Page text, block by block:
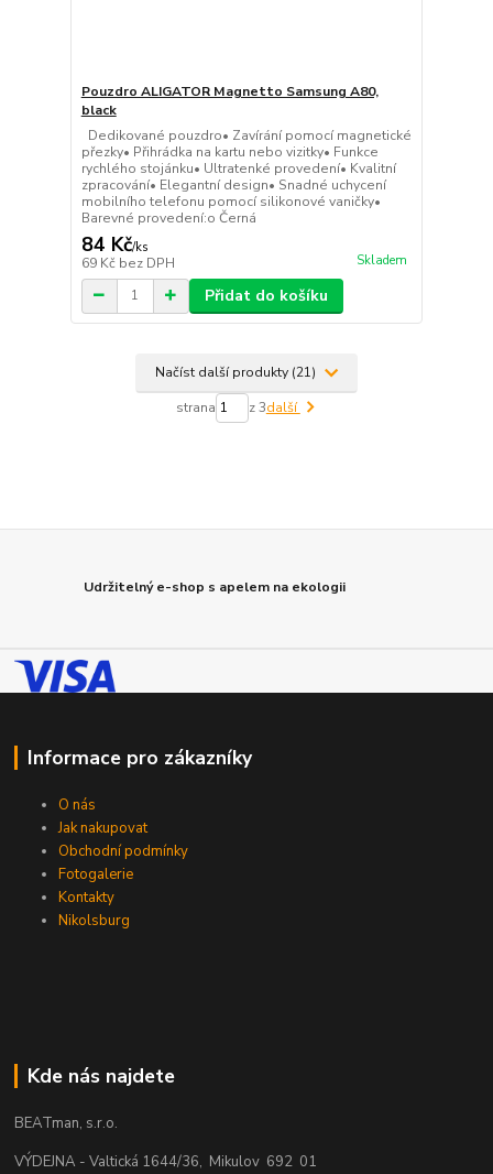
Pouzdro ALIGATOR Magnetto Samsung A80,
black
Dedikované pouzdro• Zavírání pomocí magnetické
přezky• Přihrádka na kartu nebo vizitky• Funkce
rychlého stojánku• Ultratenké provedení• Kvalitní
zpracování• Elegantní design• Snadné uchycení
mobilního telefonu pomocí silikonové vaničky•
Barevné provedení:o Černá
84 Kč/ks
69 Kč bez DPH Skladem
Přidat do košíku
Načíst další produkty (21)
strana z 3další
Udržitelný e-shop s apelem na ekologii
Informace pro zákazníky
O nás
Jak nakupovat
Obchodní podmínky
Fotogalerie
Kontakty
Nikolsburg
Kde nás najdete
BEATman, s.r.o.
VÝDEJNA - Valtická 1644/36, Mikulov 692 01